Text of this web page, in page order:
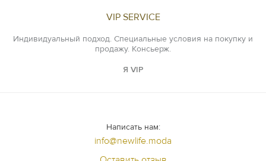
VIP SERVICE
Индивидуальный подход. Специальные условия на покупку и
продажу. Консьерж.
Я VIP
Написать нам:
info@newlife.moda